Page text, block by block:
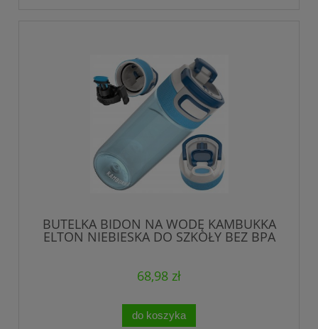
BUTELKA BIDON NA WODĘ KAMBUKKA
ELTON NIEBIESKA DO SZKOŁY BEZ BPA
68,98 zł
do koszyka